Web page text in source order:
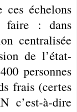
ces échelons
faire : dans
centralisée
de l’état-
personnes
frais (certes
c’est-à-dire